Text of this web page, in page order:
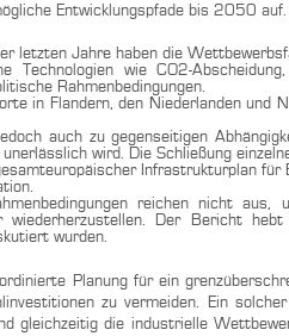
Entwicklungspfade bis 2050
letzten Jahre haben die
Technologien wie CO2-
Rahmenbedingungen.
in Flandern, den Niederlanden
auch zu gegenseitigen
wird. Die Schließung
Infrastrukturplan
reichen nicht
wiederherzustellen. Der Bericht
wurden.
Planung für ein
zu vermeiden. Ein
gleichzeitig die industrielle